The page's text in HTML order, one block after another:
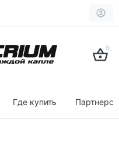
0
Где купить